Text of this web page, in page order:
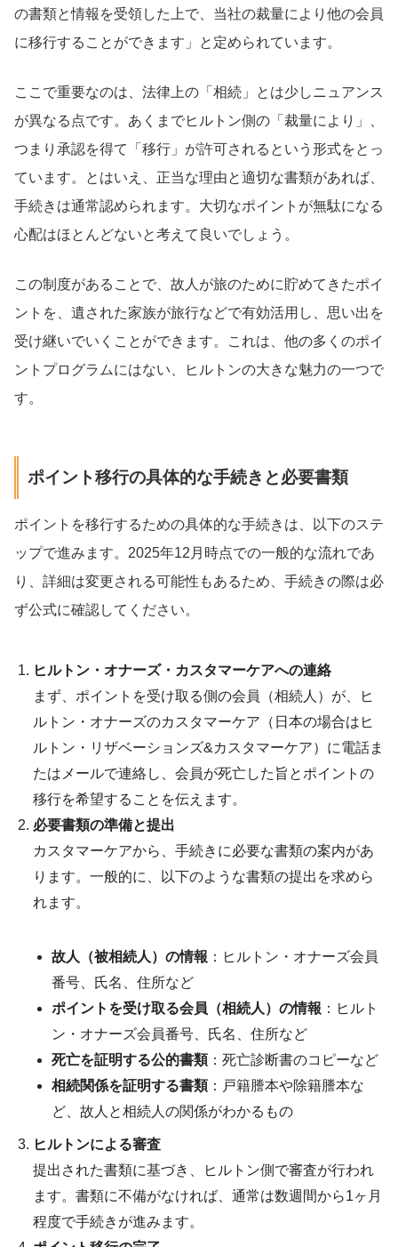
の書類と情報を受領した上で、当社の裁量により他の会員
に移行することができます」と定められています。
ここで重要なのは、法律上の「相続」とは少しニュアンス
が異なる点です。あくまでヒルトン側の「裁量により」、
つまり承認を得て「移行」が許可されるという形式をとっ
ています。とはいえ、正当な理由と適切な書類があれば、
手続きは通常認められます。大切なポイントが無駄になる
心配はほとんどないと考えて良いでしょう。
この制度があることで、故人が旅のために貯めてきたポイ
ントを、遺された家族が旅行などで有効活用し、思い出を
受け継いでいくことができます。これは、他の多くのポイ
ントプログラムにはない、ヒルトンの大きな魅力の一つで
す。
ポイント移行の具体的な手続きと必要書類
ポイントを移行するための具体的な手続きは、以下のステ
ップで進みます。2025年12月時点での一般的な流れであ
り、詳細は変更される可能性もあるため、手続きの際は必
ず公式に確認してください。
ヒルトン・オナーズ・カスタマーケアへの連絡
まず、ポイントを受け取る側の会員（相続人）が、ヒ
ルトン・オナーズのカスタマーケア（日本の場合はヒ
ルトン・リザベーションズ&カスタマーケア）に電話ま
たはメールで連絡し、会員が死亡した旨とポイントの
移行を希望することを伝えます。
必要書類の準備と提出
カスタマーケアから、手続きに必要な書類の案内があ
ります。一般的に、以下のような書類の提出を求めら
れます。
故人（被相続人）の情報 ：ヒルトン・オナーズ会員
番号、氏名、住所など
ポイントを受け取る会員（相続人）の情報 ：ヒルト
ン・オナーズ会員番号、氏名、住所など
死亡を証明する公的書類：死亡診断書のコピーなど
相続関係を証明する書類：戸籍謄本や除籍謄本な
ど、故人と相続人の関係がわかるもの
ヒルトンによる審査
提出された書類に基づき、ヒルトン側で審査が行われ
ます。書類に不備がなければ、通常は数週間から1ヶ月
程度で手続きが進みます。